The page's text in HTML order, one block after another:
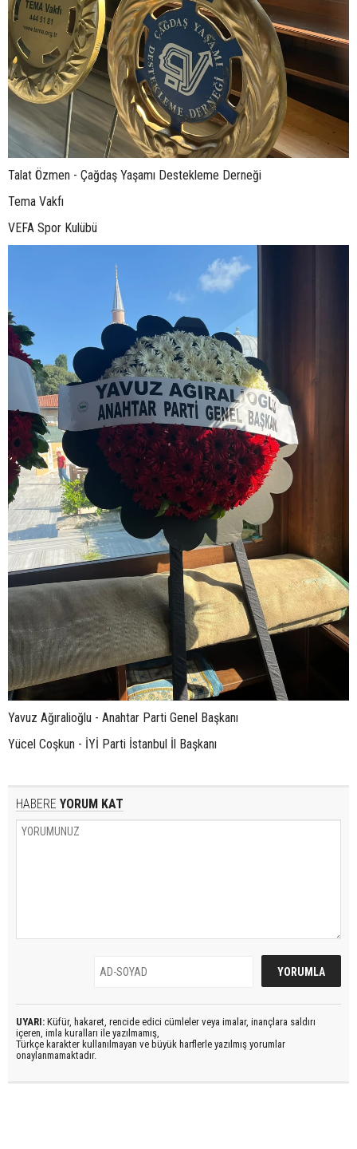
Talat Özmen - Çağdaş Yaşamı Destekleme Derneği
Tema Vakfı
VEFA Spor Kulübü
Yavuz Ağıralioğlu - Anahtar Parti Genel Başkanı
Yücel Coşkun - İYİ Parti İstanbul İl Başkanı
HABERE YORUM KAT
UYARI: Küfür, hakaret, rencide edici cümleler veya imalar, inançlara saldırı
içeren, imla kuralları ile yazılmamış,
Türkçe karakter kullanılmayan ve büyük harflerle yazılmış yorumlar
onaylanmamaktadır.